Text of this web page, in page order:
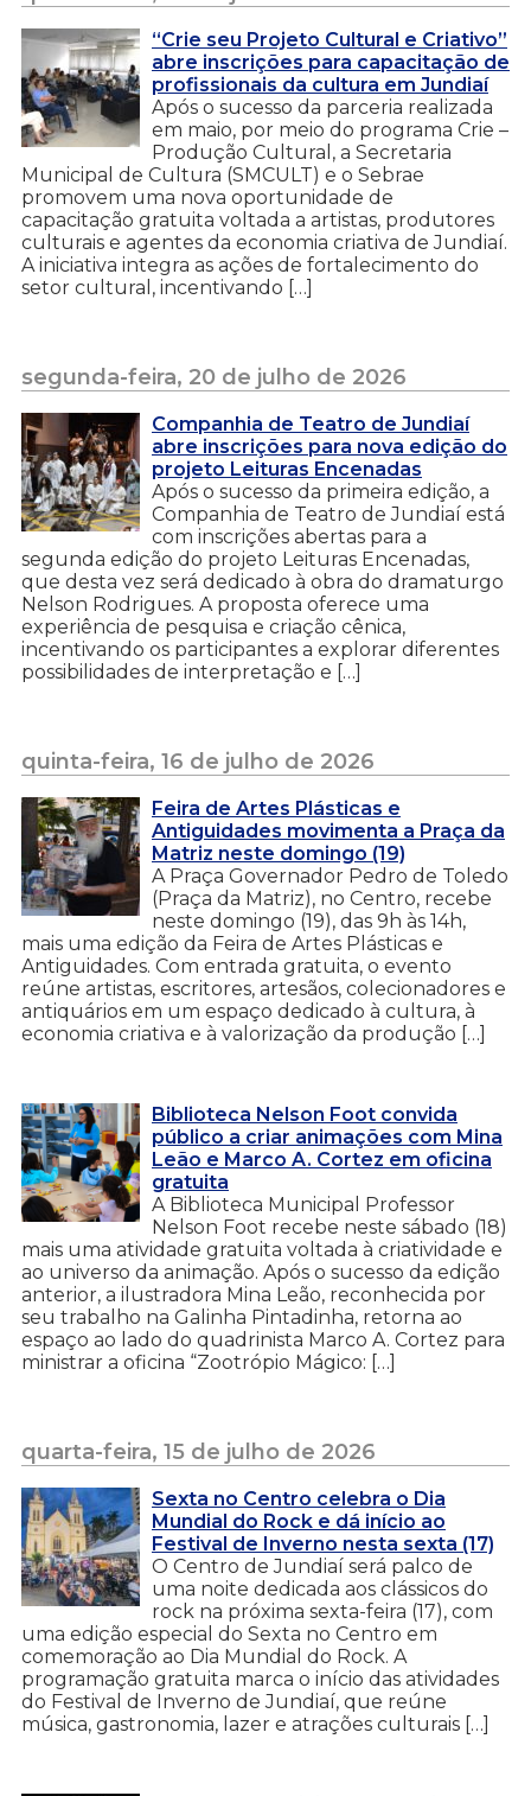
“Crie seu Projeto Cultural e Criativo”
abre inscrições para capacitação de
profissionais da cultura em Jundiaí
Após o sucesso da parceria realizada
em maio, por meio do programa Crie –
Produção Cultural, a Secretaria
Municipal de Cultura (SMCULT) e o Sebrae
promovem uma nova oportunidade de
capacitação gratuita voltada a artistas, produtores
culturais e agentes da economia criativa de Jundiaí.
A iniciativa integra as ações de fortalecimento do
setor cultural, incentivando […]
segunda-feira, 20 de julho de 2026
Companhia de Teatro de Jundiaí
abre inscrições para nova edição do
projeto Leituras Encenadas
Após o sucesso da primeira edição, a
Companhia de Teatro de Jundiaí está
com inscrições abertas para a
segunda edição do projeto Leituras Encenadas,
que desta vez será dedicado à obra do dramaturgo
Nelson Rodrigues. A proposta oferece uma
experiência de pesquisa e criação cênica,
incentivando os participantes a explorar diferentes
possibilidades de interpretação e […]
quinta-feira, 16 de julho de 2026
Feira de Artes Plásticas e
Antiguidades movimenta a Praça da
Matriz neste domingo (19)
A Praça Governador Pedro de Toledo
(Praça da Matriz), no Centro, recebe
neste domingo (19), das 9h às 14h,
mais uma edição da Feira de Artes Plásticas e
Antiguidades. Com entrada gratuita, o evento
reúne artistas, escritores, artesãos, colecionadores e
antiquários em um espaço dedicado à cultura, à
economia criativa e à valorização da produção […]
Biblioteca Nelson Foot convida
público a criar animações com Mina
Leão e Marco A. Cortez em oficina
gratuita
A Biblioteca Municipal Professor
Nelson Foot recebe neste sábado (18)
mais uma atividade gratuita voltada à criatividade e
ao universo da animação. Após o sucesso da edição
anterior, a ilustradora Mina Leão, reconhecida por
seu trabalho na Galinha Pintadinha, retorna ao
espaço ao lado do quadrinista Marco A. Cortez para
ministrar a oficina “Zootrópio Mágico: […]
quarta-feira, 15 de julho de 2026
Sexta no Centro celebra o Dia
Mundial do Rock e dá início ao
Festival de Inverno nesta sexta (17)
O Centro de Jundiaí será palco de
uma noite dedicada aos clássicos do
rock na próxima sexta-feira (17), com
uma edição especial do Sexta no Centro em
comemoração ao Dia Mundial do Rock. A
programação gratuita marca o início das atividades
do Festival de Inverno de Jundiaí, que reúne
música, gastronomia, lazer e atrações culturais […]